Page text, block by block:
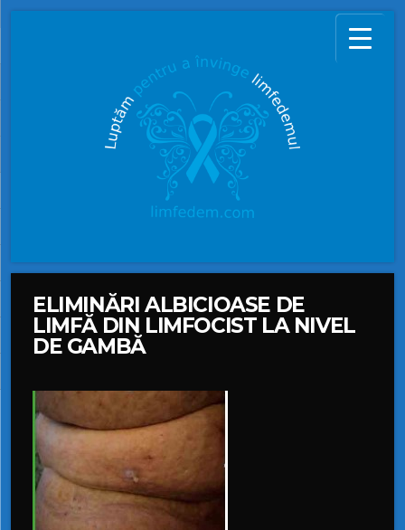
ELIMINĂRI ALBICIOASE DE
LIMFĂ DIN LIMFOCIST LA NIVEL
DE GAMBĂ